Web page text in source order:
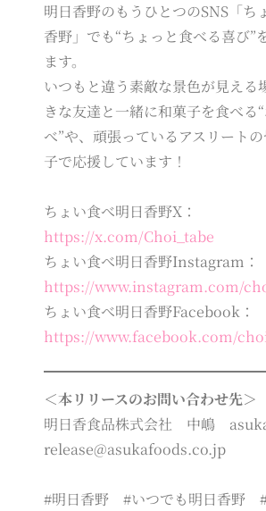
明日香野のもうひとつのSNS「ち
香野」でも“ちょっと食べる喜び”
ます。
いつもと違う素敵な景色が見える
きな友達と一緒に和菓子を食べる
べ”や、頑張っているアスリート
子で応援しています！
ちょい食べ明日香野X：
https://x.com/Choi_tabe
ちょい食べ明日香野Instagram：
https://www.instagram.com/
ちょい食べ明日香野Facebook：
https://www.facebook.com/
＜本リリースのお問い合わせ先＞
明日香食品株式会社 中嶋
release@asukafoods.co.jp
#明日香野 #いつでも明日香野